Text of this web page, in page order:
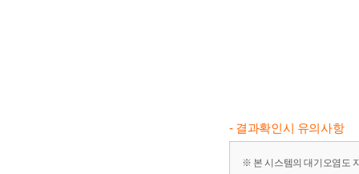
- 결과확인시 유의사항
※ 본 시스템의 대기오염도